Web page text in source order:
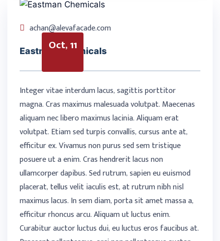
Oct, 11
achan@alevafacade.com
Eastman Chemicals
Integer vitae interdum lacus, sagittis porttitor
magna. Cras maximus malesuada volutpat. Maecenas
aliquam nec libero maximus lacinia. Aliquam erat
volutpat. Etiam sed turpis convallis, cursus ante at,
efficitur ex. Vivamus non purus sed sem tristique
posuere ut a enim. Cras hendrerit lacus non
ullamcorper dapibus. Sed rutrum, sapien eu euismod
placerat, tellus velit iaculis est, at rutrum nibh nisl
maximus lacus. In sem diam, porta sit amet massa a,
efficitur rhoncus arcu. Aliquam ut luctus enim.
Curabitur auctor luctus dui, eu luctus eros faucibus at.